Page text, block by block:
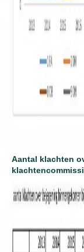
Aantal klachten